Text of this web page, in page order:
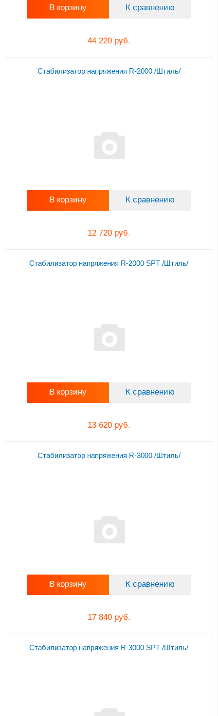
В корзину К сравнению
44 220 руб.
Стабилизатор напряжения R-2000 /Штиль/
В корзину К сравнению
12 720 руб.
Стабилизатор напряжения R-2000 SPT /Штиль/
В корзину К сравнению
13 620 руб.
Стабилизатор напряжения R-3000 /Штиль/
В корзину К сравнению
17 840 руб.
Стабилизатор напряжения R-3000 SPT /Штиль/